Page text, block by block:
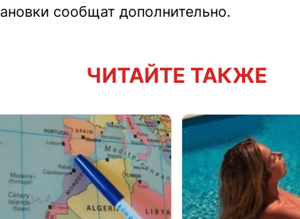
сообщат дополнительно.
ЧИТАЙТЕ ТАКЖЕ